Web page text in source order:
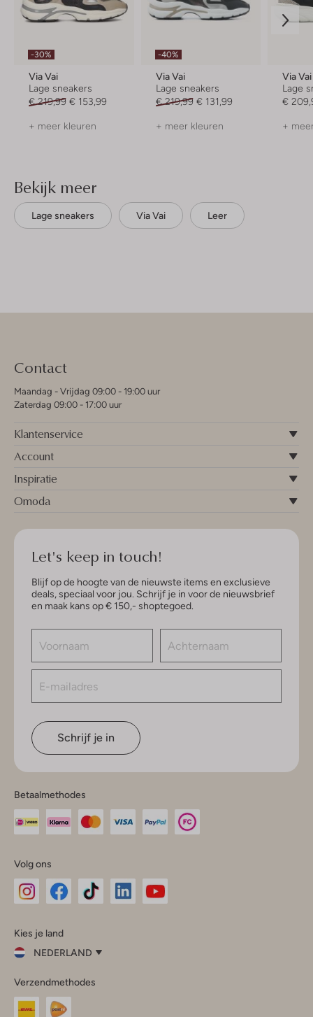
-30%
Via Vai
Lage sneakers
€ 219,99 € 153,99
+ meer kleuren
-40%
Via Vai
Lage sneakers
€ 219,99 € 131,99
+ meer kleuren
Via Vai
Lage
€
+
Bekijk meer
Lage sneakers Via Vai Leer
Contact
Maandag - Vrijdag 09:00 - 19:00 uur
Zaterdag 09:00 - 17:00 uur
Klantenservice
Account
Inspiratie
Omoda
Let's keep in touch!
Blijf op de hoogte van de nieuwste items en exclusieve
deals, speciaal voor jou. Schrijf je in voor de nieuwsbrief
en maak kans op € 150,- shoptegoed.
Schrijf je in
Betaalmethodes
Volg ons
InstagramFacebook
Kies je land
NEDERLAND
je
land
Verzendmethodes